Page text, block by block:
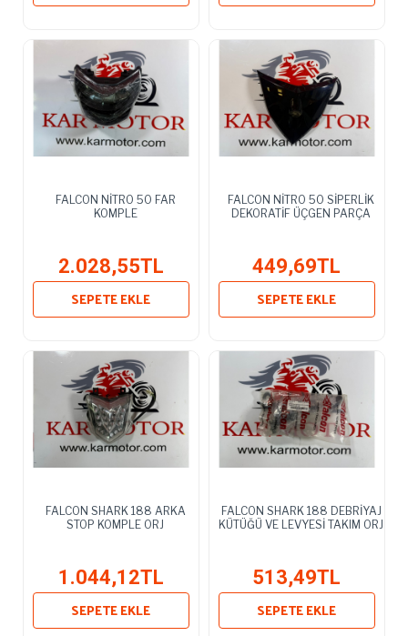
FALCON NİTRO 50 FAR
KOMPLE
2.028,55TL
SEPETE EKLE
FALCON NİTRO 50 SİPERLİK
DEKORATİF ÜÇGEN PARÇA
449,69TL
SEPETE EKLE
FALCON SHARK 188 ARKA
STOP KOMPLE ORJ
1.044,12TL
SEPETE EKLE
FALCON SHARK 188 DEBRİYAJ
KÜTÜĞÜ VE LEVYESİ TAKIM ORJ
513,49TL
SEPETE EKLE